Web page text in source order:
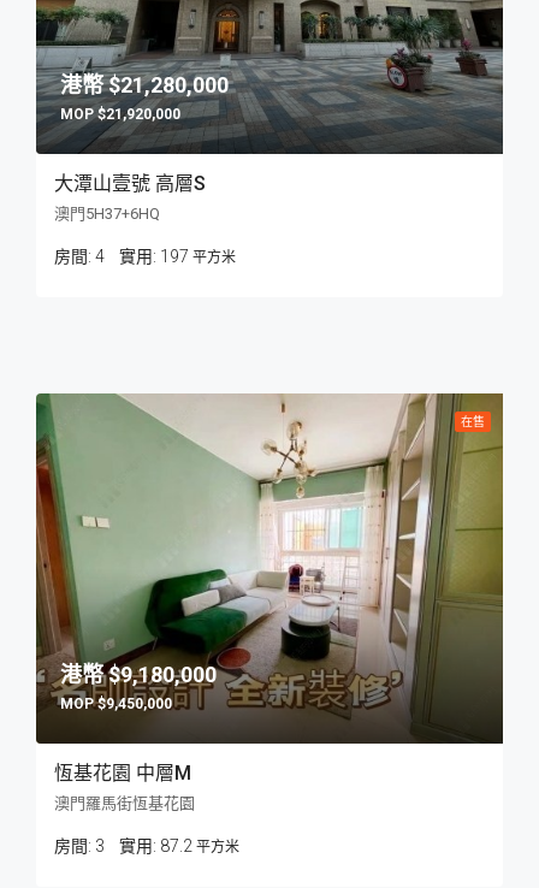
$21,280,000
$21,920,000
大潭山壹號 高層S
澳門5H37+6HQ
房間: 4 197 平方米
在售
$9,180,000
$9,450,000
恆基花園 中層M
澳門羅馬街恆基花園
房間: 3 87.2 平方米